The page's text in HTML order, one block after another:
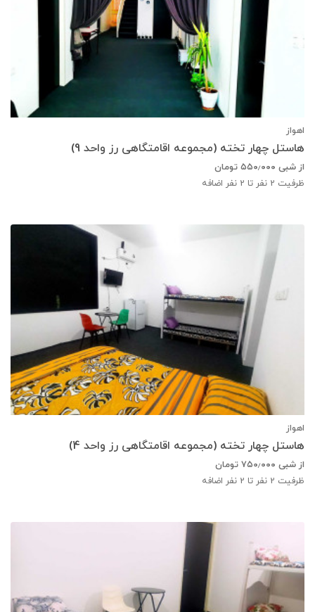
اهواز
هاستل چهار تخته (مجموعه اقامتگاهی رز واحد 9)
از شبی ۵۵۰٫۰۰۰ تومان
ظرفیت 2 نفر تا 2 نفر اضافه
اهواز
هاستل چهار تخته (مجموعه اقامتگاهی رز واحد 4)
از شبی ۷۵۰٫۰۰۰ تومان
ظرفیت 2 نفر تا 2 نفر اضافه